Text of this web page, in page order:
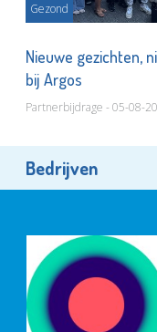
Gezond
Nieuwe gezichten,
bij Argos
Partnerbijdrage - 05-08-
Bedrijven